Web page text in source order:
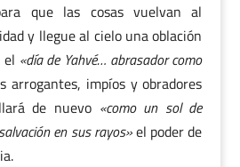
que las cosas vuelvan al
y llegue al cielo una oblación
el «día de Yahvé… abrasador como
arrogantes, impíos y obradores
de nuevo «como un sol de
en sus rayos»el poder de